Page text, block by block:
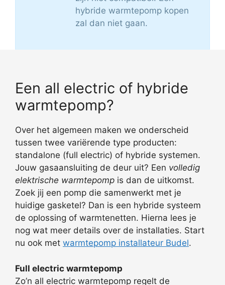
hybride warmtepomp kopen
zal dan niet gaan.
Een all electric of hybride
warmtepomp?
Over het algemeen maken we onderscheid
tussen twee variërende type producten:
standalone (full electric) of hybride systemen.
Jouw gasaansluiting de deur uit? Een volledig
elektrische warmtepomp is dan de uitkomst.
Zoek jij een pomp die samenwerkt met je
huidige gasketel? Dan is een hybride systeem
de oplossing of warmtenetten. Hierna lees je
nog wat meer details over de installaties. Start
nu ook met warmtepomp installateur Budel.
Full electric warmtepomp
Zo’n all electric warmtepomp regelt de